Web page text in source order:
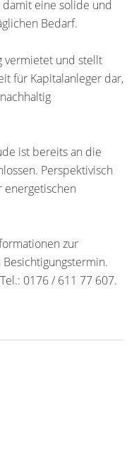
damit eine solide und
Bedarf.
vermietet und stellt
für Kapitalanleger dar,
ist bereits an die
Perspektivisch
energetischen
zur
0176 / 611 77 607.